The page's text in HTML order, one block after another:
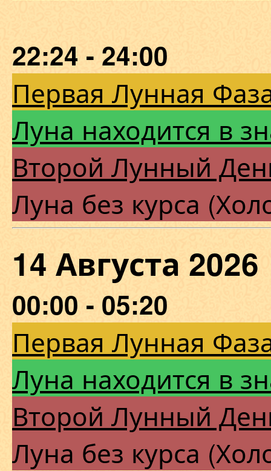
22:24 - 24:00
Первая Лунная
Луна находится в
Второй Лунный
Луна без курса
14 Августа
00:00 - 05:20
Первая Лунная
Луна находится в
Второй Лунный
Луна без курса